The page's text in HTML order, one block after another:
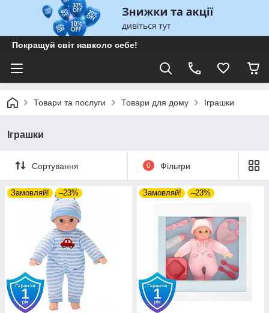
Покращуй світ навколо себе!
Товари та послуги Товари для дому Іграшки
Іграшки
Сортування 0 Фільтри
Замовляй! –23% Замовляй! –23%